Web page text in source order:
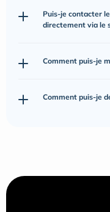
Puis-je contacter
directement via le
Comment puis-je
Comment puis-je